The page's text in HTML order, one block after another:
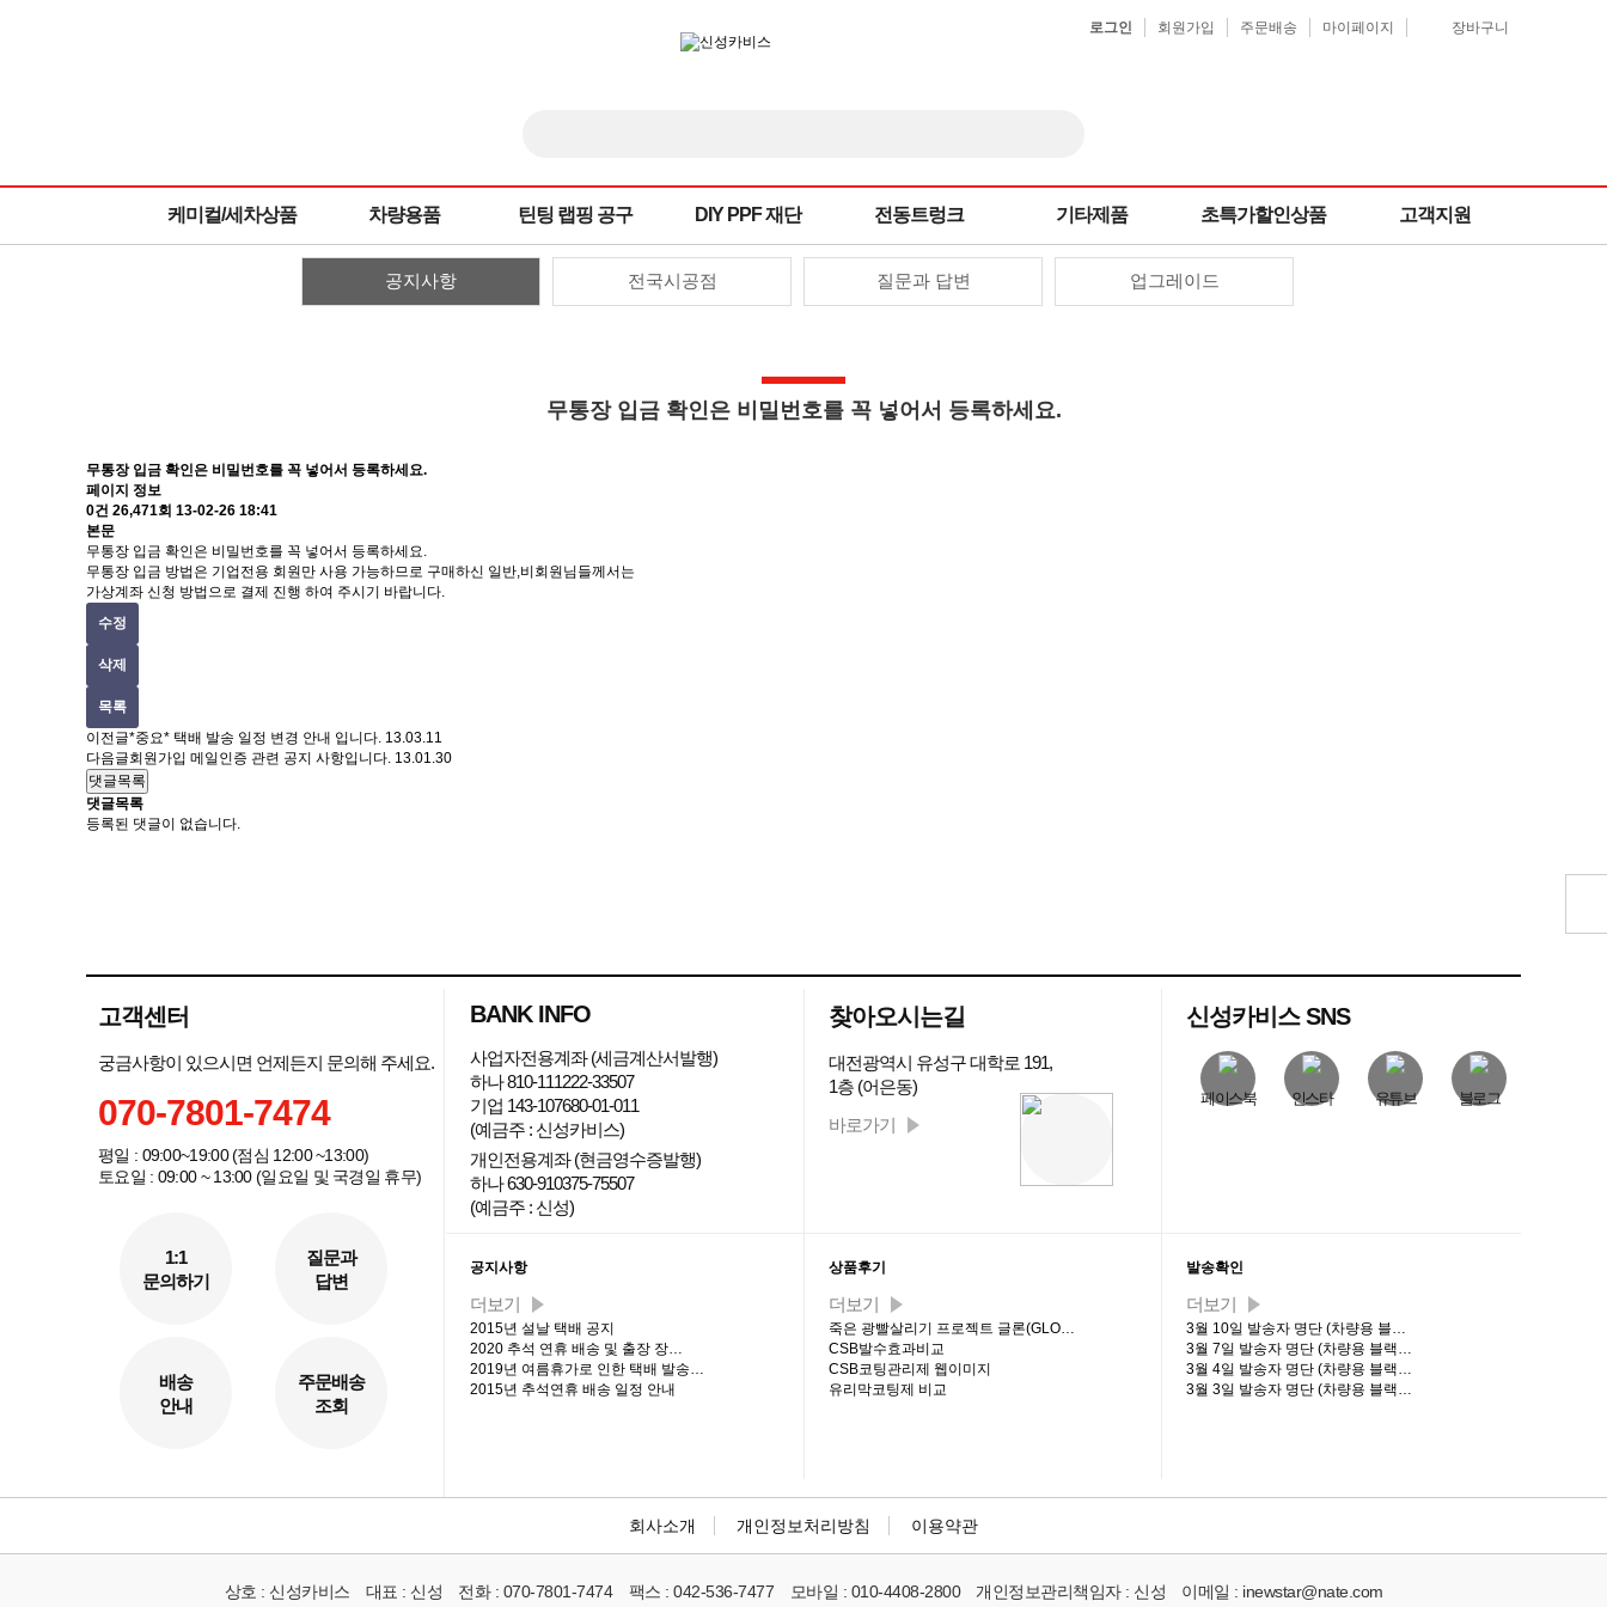
장바구니
마이페이지
주문배송
회원가입
로그인
케미컬/세차상품 차량용품 틴팅 랩핑 공구 DIY PPF 재단 전동트렁크 기타제품 초특가할인상품 고객지원
공지사항 전국시공점 질문과 답변 업그레이드
무통장 입금 확인은 비밀번호를 꼭 넣어서 등록하세요.
무통장 입금 확인은 비밀번호를 꼭 넣어서 등록하세요.
페이지 정보
0건 26,471회 13-02-26 18:41
본문
무통장 입금 확인은 비밀번호를 꼭 넣어서 등록하세요.
무통장 입금 방법은 기업전용 회원만 사용 가능하므로 구매하신 일반,비회원님들께서는
가상계좌 신청 방법으로 결제 진행 하여 주시기 바랍니다.
수정
삭제
목록
이전글*중요* 택배 발송 일정 변경 안내 입니다. 13.03.11
다음글회원가입 메일인증 관련 공지 사항입니다. 13.01.30
댓글목록
댓글목록
등록된 댓글이 없습니다.
고객센터
궁금사항이 있으시면 언제든지 문의해 주세요.
070-7801-7474
평일 : 09:00~19:00 (점심 12:00 ~13:00)
토요일 : 09:00 ~ 13:00 (일요일 및 국경일 휴무)
1:1
문의하기
질문과
답변
배송
안내
주문배송
조회
BANK INFO
사업자전용계좌 (세금계산서발행)
하나 810-111222-33507
기업 143-107680-01-011
(예금주 : 신성카비스)
개인전용계좌 (현금영수증발행)
하나 630-910375-75507
(예금주 : 신성)
찾아오시는길
대전광역시 유성구 대학로 191,
1층 (어은동)
바로가기
신성카비스 SNS
페이스북 인스타 유튜브 블로그
커뮤니티 최신글
공지사항
더보기
2015년 설날 택배 공지
2020 추석 연휴 배송 및 출장 장…
2019년 여름휴가로 인한 택배 발송…
2015년 추석연휴 배송 일정 안내
상품후기
더보기
죽은 광빨살리기 프로젝트 글론(GLO…
CSB발수효과비교
CSB코팅관리제 웹이미지
유리막코팅제 비교
발송확인
더보기
3월 10일 발송자 명단 (차량용 블…
3월 7일 발송자 명단 (차량용 블랙…
3월 4일 발송자 명단 (차량용 블랙…
3월 3일 발송자 명단 (차량용 블랙…
회사소개 개인정보처리방침 이용약관
상호 : 신성카비스 대표 : 신성 전화 : 070-7801-7474 팩스 : 042-536-7477 모바일 : 010-4408-2800 개인정보관리책임자 : 신성 이메일 : inewstar@nate.com